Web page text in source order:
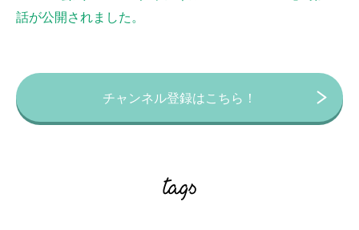
話が公開されました。
チャンネル登録はこちら！